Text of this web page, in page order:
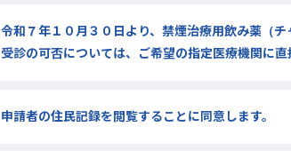
令和７年１０月３０日より、禁煙治療用飲み薬（チ
受診の可否については、ご希望の指定医療機関に直
申請者の住民記録を閲覧することに同意します。